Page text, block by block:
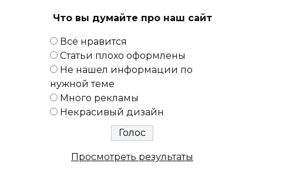
Что вы думайте про наш сайт
Всё нравится
Статьи плохо оформлены
Не нашел информации по
нужной теме
Много рекламы
Некрасивый дизайн
Просмотреть результаты